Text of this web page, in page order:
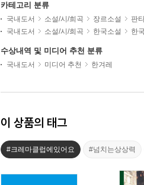
카테고리 분류
국내도서 소설/시/희곡 장르소설
판
국내도서
소설/시/희곡 한국소설 한
수상내역 및 미디어 추천 분류
국내도서 미디어 추천 한겨레
이 상품의 태그
#크레마클럽에있어요 #넘치는상상력